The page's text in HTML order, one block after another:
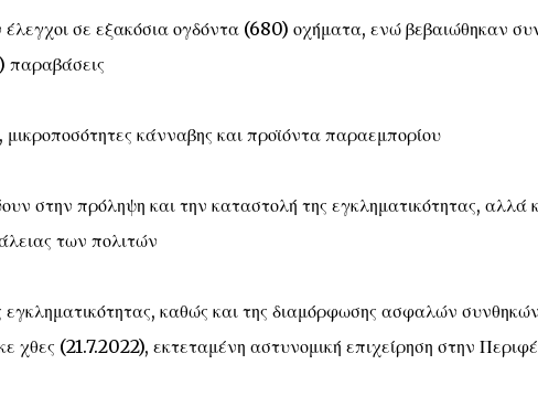
σε εξακόσια ογδόντα (680) οχήματα, ενώ βεβαιώθηκαν
παραβάσεις
κάνναβης και προϊόντα παραεμπορίου
στην πρόληψη και την καταστολή της εγκληματικότητας, αλλά
των πολιτών
εγκληματικότητας, καθώς και της διαμόρφωσης ασφαλών
χθες (21.7.2022), εκτεταμένη αστυνομική επιχείρηση στην